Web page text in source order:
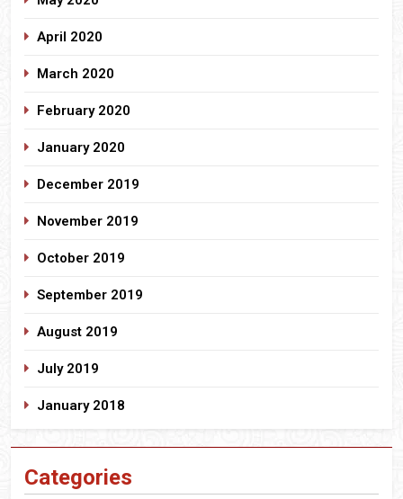
April 2020
March 2020
February 2020
January 2020
December 2019
November 2019
October 2019
September 2019
August 2019
July 2019
January 2018
Categories